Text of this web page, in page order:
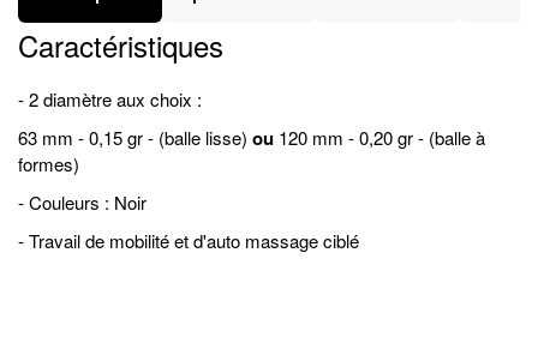
Caractéristiques
- 2 diamètre aux choix :
63 mm - 0,15 gr - (balle lisse) ou 120 mm - 0,20 gr - (balle à
formes)
- Couleurs : Noir
- Travail de mobilité et d'auto massage ciblé